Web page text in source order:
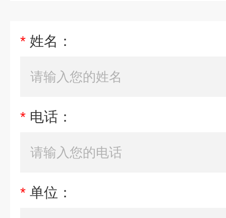
* 姓名：
* 电话：
* 单位：